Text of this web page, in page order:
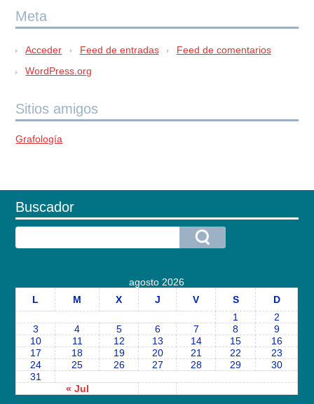
Meta
Acceder Feed de entradas
Feed de comentarios
WordPress.org
Sitios amigos
Grafología
Buscador
agosto 2026
L
M X J V S D
« Jul
1
2
3
4 5 6 7 8
9
10
11 12 13 14 15
16
17
18 19 20 21 22
23
24
25 26 27 28 29
30
31